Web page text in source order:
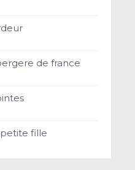
de france
fille